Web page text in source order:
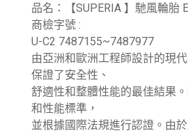
品名：【SUPERIA 】馳風輪胎
商檢字號 :
U-C2 7487155~7487977
由亞洲和歐洲工程師設計的現
保證了安全性、
舒適性和整體性能的最佳結果
和性能標準，
並根據國際法規進行認證。由